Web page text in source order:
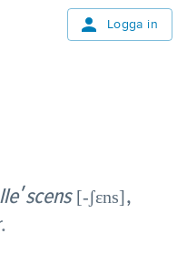
Logga in
[-ʃɛns],